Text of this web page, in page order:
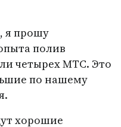
я прошу
полив
четырех МТС. Это
по нашему
хорошие